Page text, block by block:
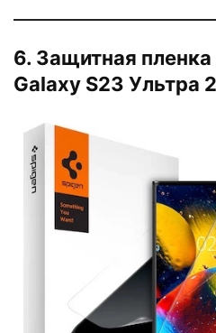
6. Защитная
Galaxy S23 Ультра